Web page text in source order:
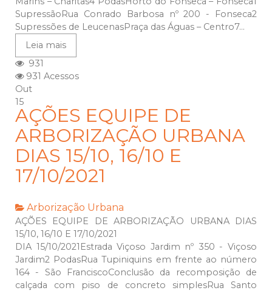
SupressãoRua Conrado Barbosa nº 200 - Fonseca2
Supressões de LeucenasPraça das Águas – Centro7...
Leia mais
931
931 Acessos
Out
15
AÇÕES EQUIPE DE
ARBORIZAÇÃO URBANA
DIAS 15/10, 16/10 E
17/10/2021
Arborização Urbana
AÇÕES EQUIPE DE ARBORIZAÇÃO URBANA DIAS
15/10, 16/10 E 17/10/2021
DIA 15/10/2021Estrada Viçoso Jardim nº 350 - Viçoso
Jardim2 PodasRua Tupiniquins em frente ao número
164 - São FranciscoConclusão da recomposição de
calçada com piso de concreto simplesRua Santo